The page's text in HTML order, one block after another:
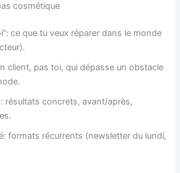
cosmétique
ce que tu veux réparer dans le monde
client, pas toi, qui dépasse un obstacle
résultats concrets, avant/après,
formats récurrents (newsletter du lundi,